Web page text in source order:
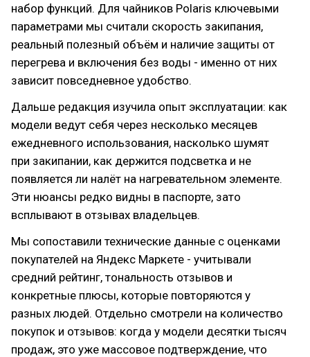
набор функций. Для чайников Polaris ключевыми
параметрами мы считали скорость закипания,
реальный полезный объём и наличие защиты от
перегрева и включения без воды - именно от них
зависит повседневное удобство.
Дальше редакция изучила опыт эксплуатации: как
модели ведут себя через несколько месяцев
ежедневного использования, насколько шумят
при закипании, как держится подсветка и не
появляется ли налёт на нагревательном элементе.
Эти нюансы редко видны в паспорте, зато
всплывают в отзывах владельцев.
Мы сопоставили технические данные с оценками
покупателей на Яндекс Маркете - учитывали
средний рейтинг, тональность отзывов и
конкретные плюсы, которые повторяются у
разных людей. Отдельно смотрели на количество
покупок и отзывов: когда у модели десятки тысяч
продаж, это уже массовое подтверждение, что